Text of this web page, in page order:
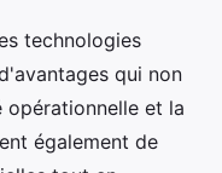
technologies
qui non
et la
également de